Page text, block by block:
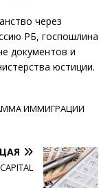
через
РБ, госпошлина
документов и
юстиции.
ИММИГРАЦИИ